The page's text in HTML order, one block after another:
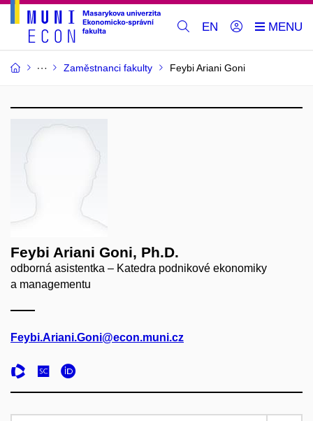
EN
Zaměstnanci fakulty Feybi Ariani Goni
Feybi Ariani Goni, Ph.D.
odborná asistentka – Katedra podnikové ekonomiky
a managementu
Feybi.Ariani.Goni@econ.muni.cz